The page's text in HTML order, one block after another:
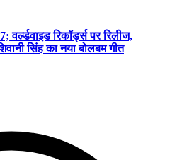
रिकॉर्ड्स पर रिलीज,
सिंह का नया बोलबम गीत